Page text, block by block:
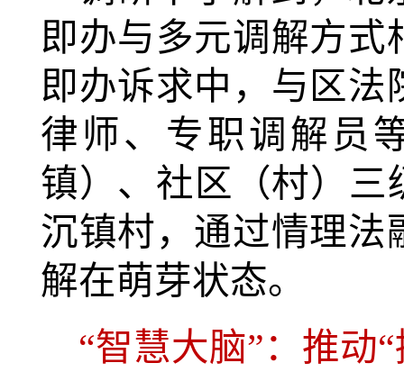
即办与多元调解方
即办诉求中，与区
律师、专职调解员
镇）、社区（村）三
沉镇村，通过情理法
解在萌芽状态。
“智慧大脑”：推动